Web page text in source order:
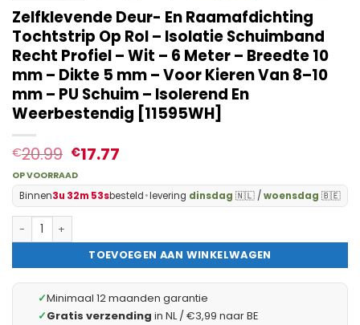
Zelfklevende Deur- En Raamafdichting
Tochtstrip Op Rol – Isolatie Schuimband
Recht Profiel – Wit – 6 Meter – Breedte 10
mm – Dikte 5 mm – Voor Kieren Van 8–10
mm – PU Schuim – Isolerend En
Weerbestendig [11595WH]
€20.99 €17.77
OP VOORRAAD
Binnen3u 32m 52sbesteld•levering dinsdag 🇳🇱 /woensdag 🇧🇪
Zelfklevende Deur- En Raamafdichting Tochtstrip Op Rol –
TOEVOEGEN AAN WINKELWAGEN
✓Minimaal 12 maanden garantie
✓Gratis verzending in NL / €3,99 naar BE